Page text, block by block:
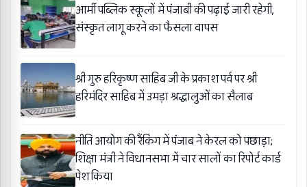
आर्मी पब्लिक स्कूलों में पंजाबी की पढ़ाई जारी रहेगी,
संस्कृत लागू करने का फैसला वापस
श्री गुरु हरिकृष्ण साहिब जी के प्रकाश पर्व पर श्री
हरिमंदिर साहिब में उमड़ा श्रद्धालुओं का सैलाब
नीति आयोग की रैंकिंग में पंजाब ने केरल को पछाड़ा;
शिक्षा मंत्री ने विधानसभा में चार सालों का रिपोर्ट कार्ड
पेश किया